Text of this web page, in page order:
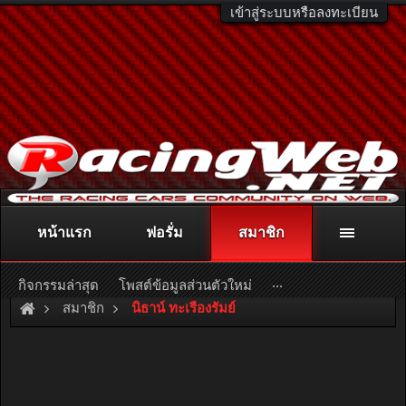
เข้าสู่ระบบหรือลงทะเบียน
ติดต่อลงโฆษณา racingweb@gmail.comหรือโทร. 081-811-1138
หรืออ่านรายละเอียดเพิ่มเติม คลิกที่นี่
สมาชิก นิธาน์ ทะเรืองรัมย์
หน้าแรก ฟอรั่ม สมาชิก
กิจกรรมล่าสุด โพสต์ข้อมูลส่วนตัวใหม่ ...